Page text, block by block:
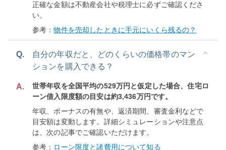
正確な金額は不動産会社や税理士に必ずご確認くださ
い。
参考：物件を売却したときに手元にいくら残るの？
Q.
自分の年収だと、どのくらいの価格帯のマン
ションを購入できる？
A.
世帯年収を全国平均の529万円と仮定した場合、住宅ロ
ーン借入限度額の目安は約3,436万円です。
年収、ボーナスの有無や、返済期間、審査金利などで
目安額は変動します。詳細シミュレーションや注意点
は、次の記事でご確認いただけます。
参考： ローン限度と諸費用について知る